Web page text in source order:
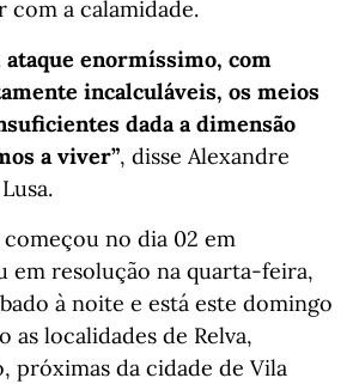
com a calamidade.
ataque enormíssimo, com
incalculáveis, os meios
dada a dimensão
a viver”, disse Alexandre
no dia 02 em
em resolução na quarta-feira,
à noite e está este domingo
as localidades de Relva,
próximas da cidade de Vila